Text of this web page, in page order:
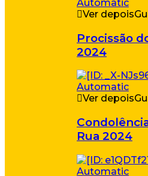
Ver depois
Procissão
2024
Ver depois
Rua 2024